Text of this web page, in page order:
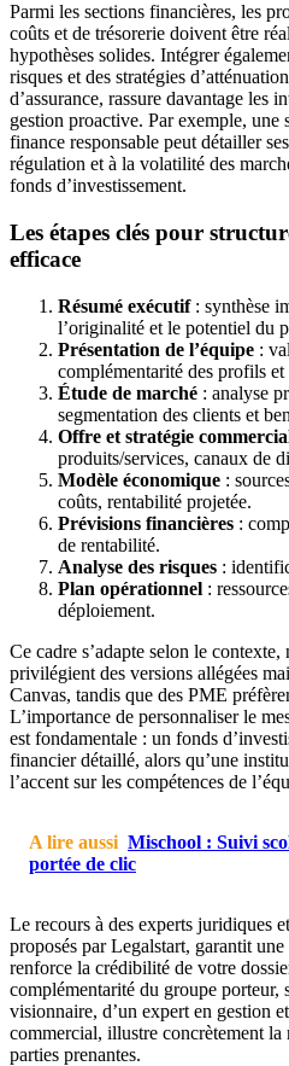
Parmi les sections financières, les
coûts et de trésorerie doivent être
hypothèses solides. Intégrer
risques et des stratégies
d’assurance, rassure davantage les
gestion proactive. Par exemple, une
finance responsable peut détailler
régulation et à la volatilité des
fonds d’investissement.
Les étapes clés pour
efficace
Résumé exécutif: synthèse
l’originalité et le potentiel du
Présentation de l’équipe :
complémentarité des profils et
Étude de marché : analyse
segmentation des clients et
Offre et stratégie
produits/services, canaux de
Modèle économique :
coûts, rentabilité projetée.
Prévisions financières :
de rentabilité.
Analyse des risques :
Plan opérationnel :
déploiement.
Ce cadre s’adapte selon le
privilégient des versions allégées
Canvas, tandis que des PME
L’importance de personnaliser le
est fondamentale : un fonds
financier détaillé, alors qu’une
l’accent sur les compétences de
A lire aussi Mischool : Suivi
portée de clic
Le recours à des experts juridiques
proposés par Legalstart, garantit
renforce la crédibilité de votre
complémentarité du groupe porteur,
visionnaire, d’un expert en gestion
commercial, illustre concrètement la
parties prenantes.